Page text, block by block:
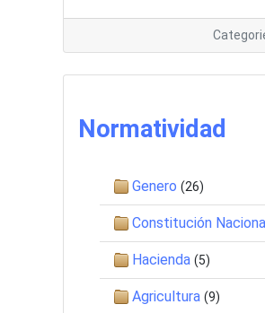
Normatividad
Genero (26)
Constitución
Hacienda (5)
Agricultura (9)